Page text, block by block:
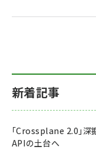
新着記事
「Crossplane 2.0」深
APIの土台へ